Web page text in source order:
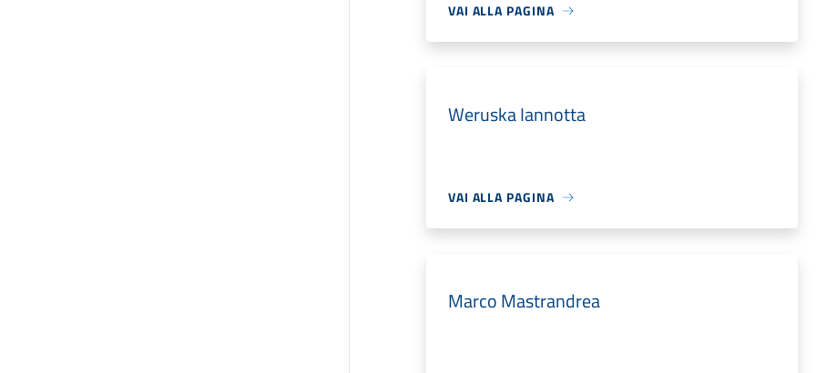
VAI ALLA PAGINA
Weruska Iannotta
VAI ALLA PAGINA
Marco Mastrandrea